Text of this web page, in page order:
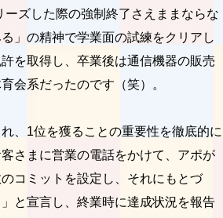
ズした際の強制終了さえままならな
」の精神で学業面の試練をクリアし
を取得し、卒業後は通信機器の販売
会系だったのです（笑）。
、1位を獲ることの重要性を徹底的に
さまに営業の電話をかけて、アポが
コミットを設定し、それにもとづ
と宣言し、終業時に達成状況を報告